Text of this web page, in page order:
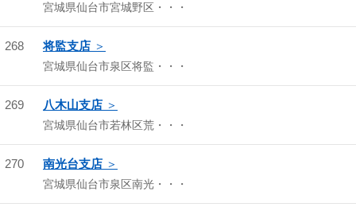
宮城県仙台市宮城野区・・・
268 将監支店
宮城県仙台市泉区将監・・・
269 八木山支店
宮城県仙台市若林区荒・・・
270 南光台支店
宮城県仙台市泉区南光・・・